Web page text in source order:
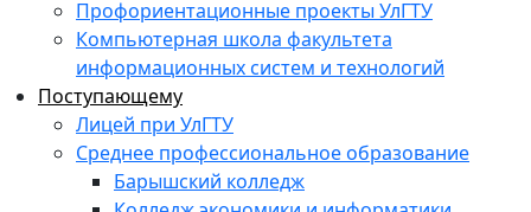
Профориентационные проекты УлГТУ
Компьютерная школа факультета
информационных систем и технологий
Поступающему
Лицей при УлГТУ
Среднее профессиональное образование
Барышский колледж